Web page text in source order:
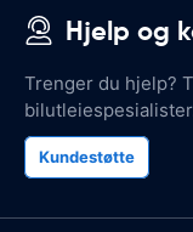
Hjelp og
Trenger du hjelp?
Kundestøtte